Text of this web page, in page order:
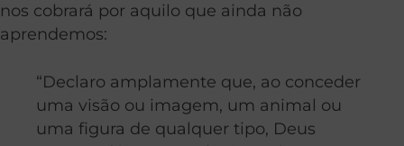
nos cobrará por aquilo que ainda não
aprendemos:
“Declaro amplamente que, ao conceder
uma visão ou imagem, um animal ou
uma figura de qualquer tipo, Deus